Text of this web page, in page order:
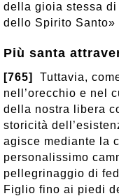
della gioia stessa
dello Spirito Santo»
Più santa
[765]
Tuttavia,
nell’orecchio e nel
della nostra libera
storicità
agisce mediante la
personalissimo
pellegrinaggio di
Figlio fino ai piedi